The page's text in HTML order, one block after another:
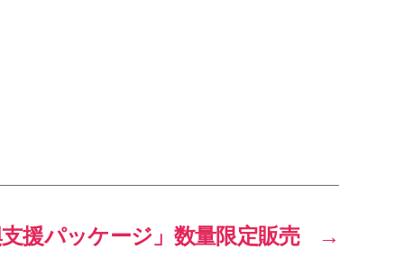
→
支援パッケージ」数量限定販売